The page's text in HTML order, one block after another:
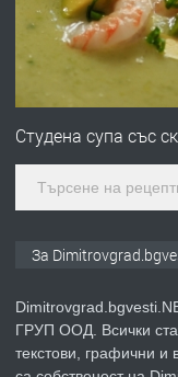
Студена супа със
За
ГРУП ООД. Всички
текстови, графични и